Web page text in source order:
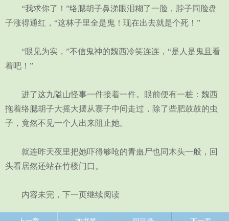
“我求你了！”络腮胡子鼻涕眼泪糊了一脸，脖子同脸盘
子涨得通红，“这林子里全是鬼！现在出去就是个死！”
“眼见为实，”不信鬼神的魏西冷笑连连，“是人是鬼且看
着吧！”
进了这九隘山怪事一件接着一件。眼前便有一桩：魏西
拖着络腮胡子大摇大摆从寨子中间走过，除了些肥鼓鼓的虫
子，竟然不见一个人出来阻止她。
就连昨天夜里把她吓得够呛的青蛊尸也同木头一般，回
头看居然还站在竹楼门口。
内容未完，下一页继续阅读